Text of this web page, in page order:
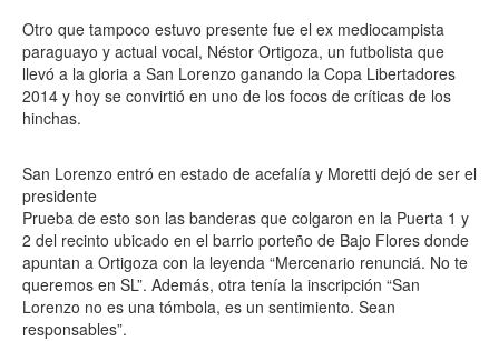
Otro que tampoco estuvo presente fue el ex mediocampista
paraguayo y actual vocal, Néstor Ortigoza, un futbolista que
llevó a la gloria a San Lorenzo ganando la Copa Libertadores
2014 y hoy se convirtió en uno de los focos de críticas de los
hinchas.
San Lorenzo entró en estado de acefalía y Moretti dejó de ser el
presidente
Prueba de esto son las banderas que colgaron en la Puerta 1 y
2 del recinto ubicado en el barrio porteño de Bajo Flores donde
apuntan a Ortigoza con la leyenda “Mercenario renunciá. No te
queremos en SL”. Además, otra tenía la inscripción “San
Lorenzo no es una tómbola, es un sentimiento. Sean
responsables”.